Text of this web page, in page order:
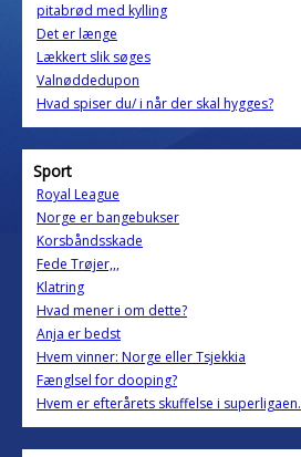
pitabrød med kylling
Det er længe
Lækkert slik søges
Valnøddedupon
Hvad spiser du/ i når der skal hygges?
Sport
Royal League
Norge er bangebukser
Korsbåndsskade
Fede Trøjer,,,
Klatring
Hvad mener i om dette?
Anja er bedst
Hvem vinner: Norge eller Tsjekkia
Fænglsel for dooping?
Hvem er efterårets skuffelse i superligaen.